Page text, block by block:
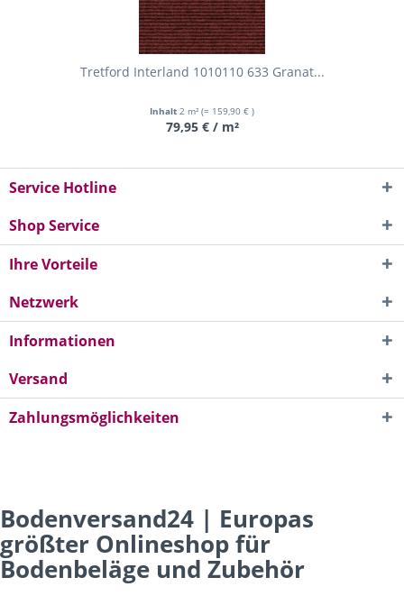
Tretford Interland 1010110 633 Granat...
Inhalt 2 m² (= 159,90 € )
79,95 € / m²
Service Hotline
Shop Service
Ihre Vorteile
Netzwerk
Informationen
Versand
Zahlungsmöglichkeiten
Bodenversand24 | Europas
größter Onlineshop für
Bodenbeläge und Zubehör